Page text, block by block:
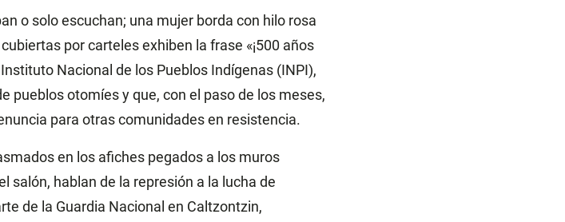
o solo escuchan; una mujer borda con hilo rosa
por carteles exhiben la frase «¡500 años
Nacional de los Pueblos Indígenas (INPI),
pueblos otomíes y que, con el paso de los meses,
para otras comunidades en resistencia.
en los afiches pegados a los muros
salón, hablan de la represión a la lucha de
de la Guardia Nacional en Caltzontzin,